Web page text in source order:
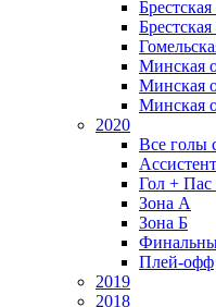
Минская
Минская
Минская
2020
Все голы
Гол + Пас
Зона А
Зона Б
Плей-офф
2019
2018